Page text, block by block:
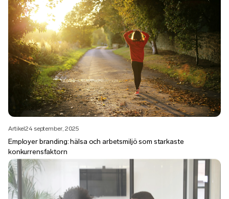
Artikel24 september, 2025
Employer branding: hälsa och arbetsmiljö som starkaste
konkurrensfaktorn